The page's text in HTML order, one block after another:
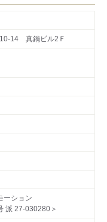
14 真鍋ビル2Ｆ
ーション
派 27-030280＞